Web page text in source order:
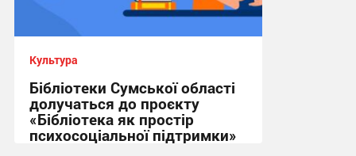
Культура
Бібліотеки Сумської області
долучаться до проєкту
«Бібліотека як простір
психосоціальної підтримки»